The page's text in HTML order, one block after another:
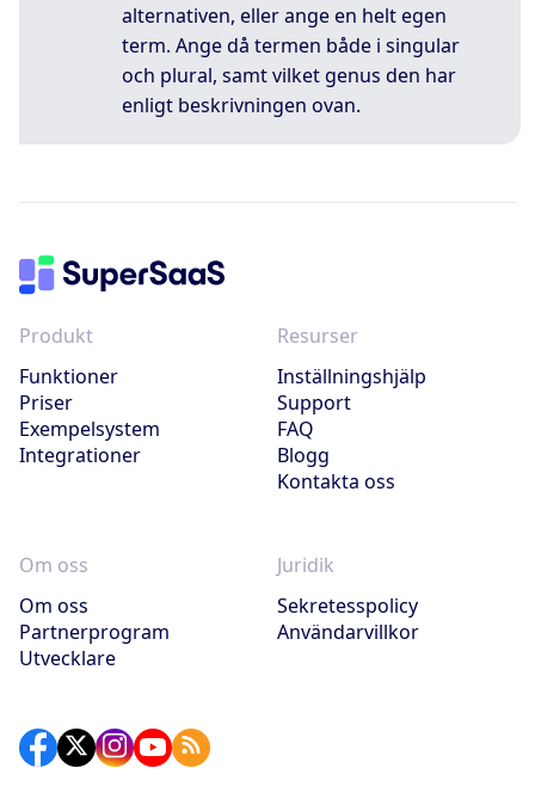
alternativen, eller ange en helt egen
term. Ange då termen både i singular
och plural, samt vilket genus den har
enligt beskrivningen ovan.
Produkt
Funktioner
Priser
Exempelsystem
Integrationer
Resurser
Inställningshjälp
Support
FAQ
Blogg
Kontakta oss
Om oss
Om oss
Partnerprogram
Utvecklare
Juridik
Sekretesspolicy
Användarvillkor